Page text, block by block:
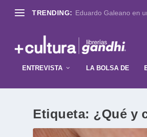
TRENDING: Eduardo Galeano en
ENTREVISTA LA BOLSA DE
Etiqueta: ¿Qué y